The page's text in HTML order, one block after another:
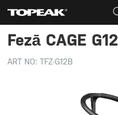
Fezā CAGE G12
ART NO: TFZ-G12B